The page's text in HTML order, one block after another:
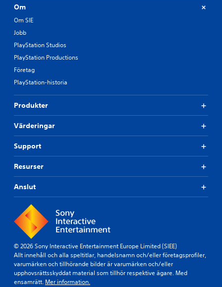
.
Om
Om SIE
Jobb
PlayStation Studios
PlayStation Productions
Företag
PlayStation-historia
Produkter
Värderingar
Support
Resurser
Anslut
© 2026 Sony Interactive Entertainment Europe Limited (SIEE)
Allt innehåll och alla speltitlar, handelsnamn och/eller företagsprofiler,
varumärken och tillhörande bilder är varumärken och/eller
upphovsrättsskyddat material som tillhör respektive ägare. Med
ensamrätt. Mer information.